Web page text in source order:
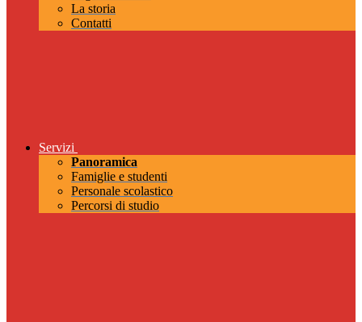
La storia
Contatti
Servizi
Panoramica
Famiglie e studenti
Personale scolastico
Percorsi di studio